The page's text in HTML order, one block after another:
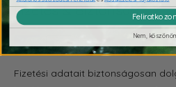
Fizetés & Biztonság
Fizetési adatait biztonságosan
Nem,